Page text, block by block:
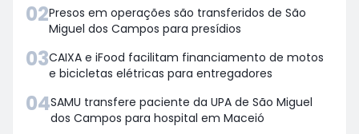
02Presos em operações são transferidos de São
Miguel dos Campos para presídios
03CAIXA e iFood facilitam financiamento de motos
e bicicletas elétricas para entregadores
04SAMU transfere paciente da UPA de São Miguel
dos Campos para hospital em Maceió